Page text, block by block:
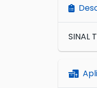
SINAL